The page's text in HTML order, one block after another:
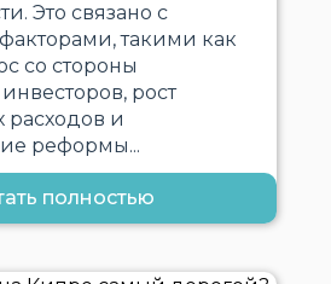
Это связано с
такими как
со стороны
рост
расходов и
реформы...
полностью